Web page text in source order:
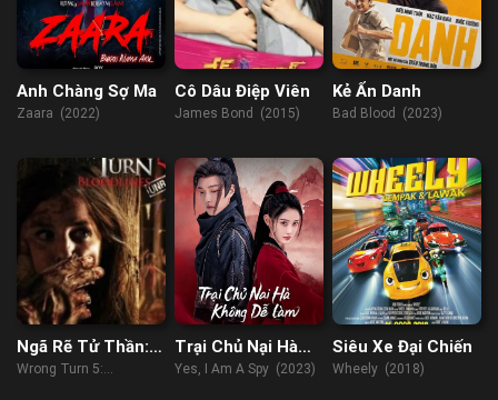
Anh Chàng Sợ Ma
Zaara (2022)
Cô Dâu Điệp Viên
James Bond (2015)
Kẻ Ẩn Danh
Bad Blood (2023)
Ngã Rẽ Tử Thần:
Huyết Thống
Wrong Turn 5:
Trại Chủ Nại Hà
Không Dễ Làm
Yes, I Am A Spy (2023)
Siêu Xe Đại Chiến
Wheely (2018)